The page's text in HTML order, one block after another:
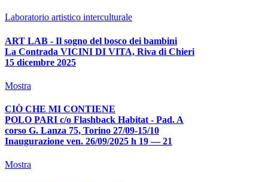
Laboratorio artistico interculturale
ART LAB - Il sogno del bosco dei bambini
La Contrada VICINI DI VITA, Riva di Chieri
15 dicembre 2025
Mostra
CIÒ CHE MI CONTIENE
POLO PARI c/o Flashback Habitat - Pad. A
corso G. Lanza 75, Torino 27/09-15/10
Inaugurazione ven. 26/09/2025 h 19 — 21
Mostra